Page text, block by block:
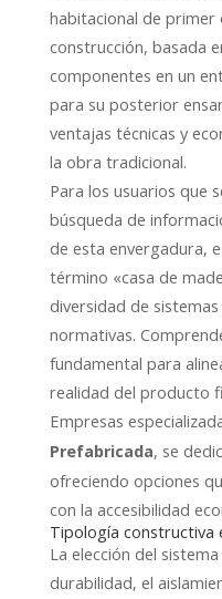
habitacional de
construcción, basada
componentes en un
para su posterior
ventajas técnicas y
la obra tradicional.
Para los usuarios que
búsqueda de
de esta envergadura,
término «casa de
diversidad de
normativas.
fundamental para
realidad del producto
Empresas
Prefabricada, se
ofreciendo opciones
con la accesibilidad
Tipología constructiva
La elección del
durabilidad, el